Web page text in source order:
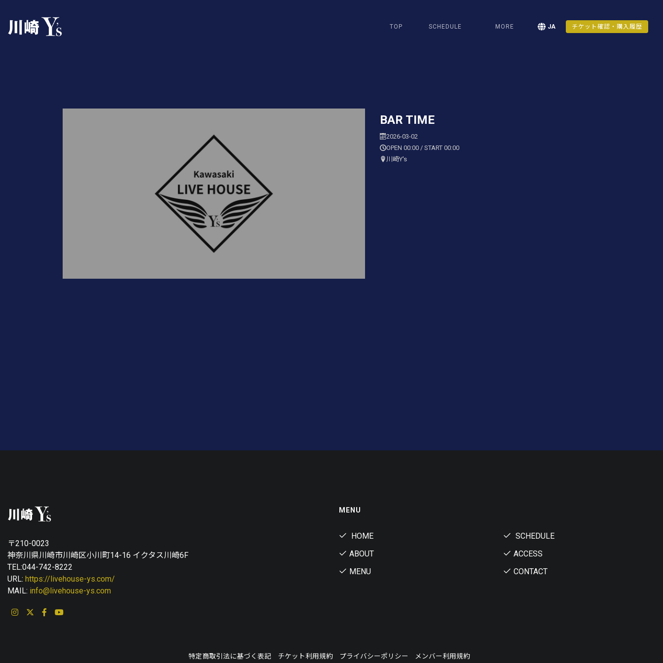
TOP SCHEDULE MORE JA チケット確認・購入履歴
BAR TIME
2026-03-02
OPEN 00:00 / START 00:00
川崎Y's
〒210-0023
神奈川県川崎市川崎区小川町14-16 イクタス川崎6F
TEL:044-742-8222
URL: https://livehouse-ys.com/
MAIL: info@livehouse-ys.com
MENU
HOME
SCHEDULE
ABOUT
ACCESS
MENU
CONTACT
特定商取引法に基づく表記 チケット利用規約 プライバシーポリシー メンバー利用規約